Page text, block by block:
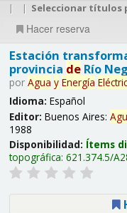
| | Seleccionar títulos
Hacer reserva
Estación
provincia deRío
por Agua y Energía
Idioma: Español
Editor: Buenos Aires:
1988
Disponibilidad: Ítems
topográfica: 621.374.5/